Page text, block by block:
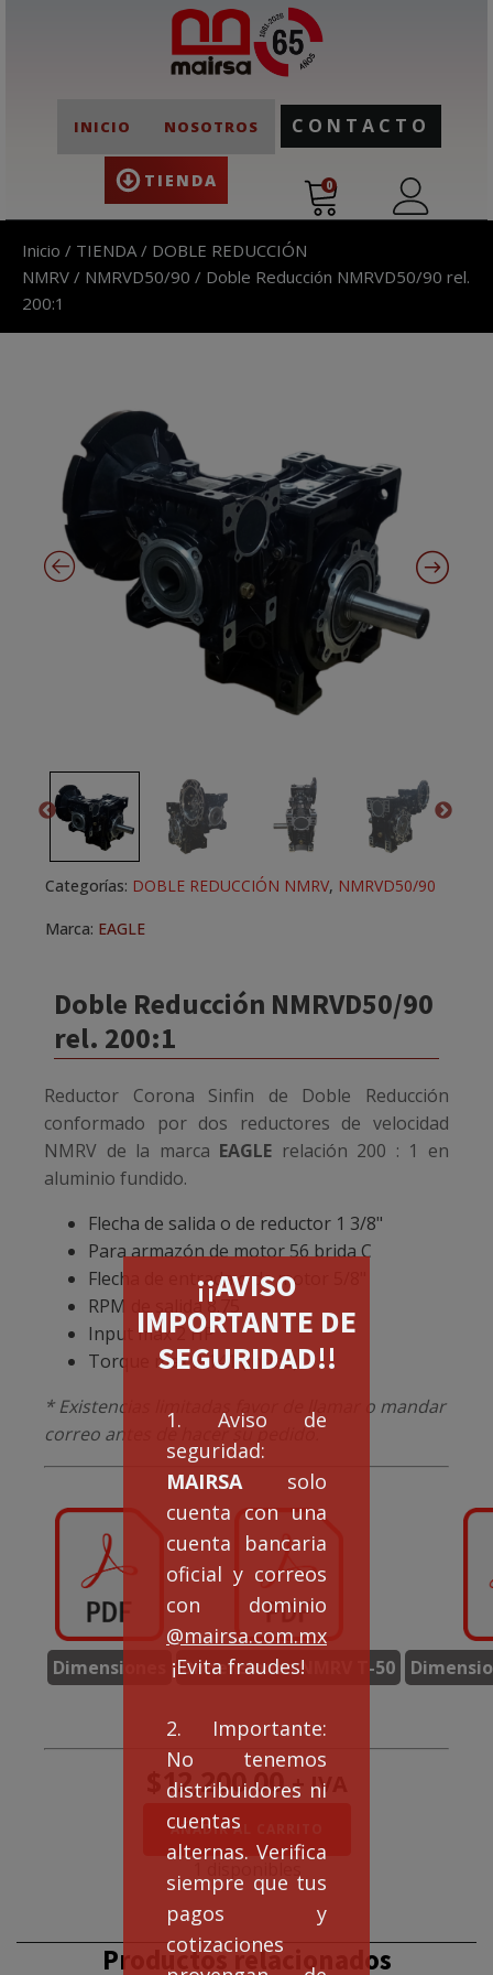
INICIO NOSOTROS
TIENDA
CONTACTO
0
¡¡AVISO
IMPORTANTE DE
SEGURIDAD!!
1. Aviso de
seguridad:
MAIRSA solo
cuenta con una
cuenta bancaria
oficial y correos
con dominio
@mairsa.com.mx
¡Evita fraudes!
2. Importante:
No tenemos
distribuidores ni
cuentas
alternas. Verifica
siempre que tus
pagos y
cotizaciones
Inicio / TIENDA / DOBLE REDUCCIÓN
NMRV / NMRVD50/90 / Doble Reducción NMRVD50/90 rel.
200:1
Doble Reducción NMRVD50/90
rel. 200:1
Reductor Corona Sinfin de Doble Reducción
conformado por dos reductores de velocidad
NMRV de la marca EAGLE relación 200 : 1 en
aluminio fundido.
Flecha de salida o de reductor 1 3/8"
Para armazón de motor 56 brida C
Flecha de entrada o de motor 5/8"
RPM de salida 8.75
Input max 2 HP
Torque max 3,141 (in-lbs)
* Existencias limitadas favor de llamar o mandar
correo antes de hacer su pedido.
Dimensiones Dimensiones NMRV T-50
12,200.00 + IVA
Doble
Reducción
NMRVD50/90
200:1
cantidad
AÑADIR AL CARRITO
Categorías: DOBLE REDUCCIÓN NMRV, NMRVD50/90
Marca: EAGLE
Productos relacionados